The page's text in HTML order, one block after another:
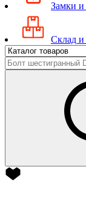
Замки и
Склад